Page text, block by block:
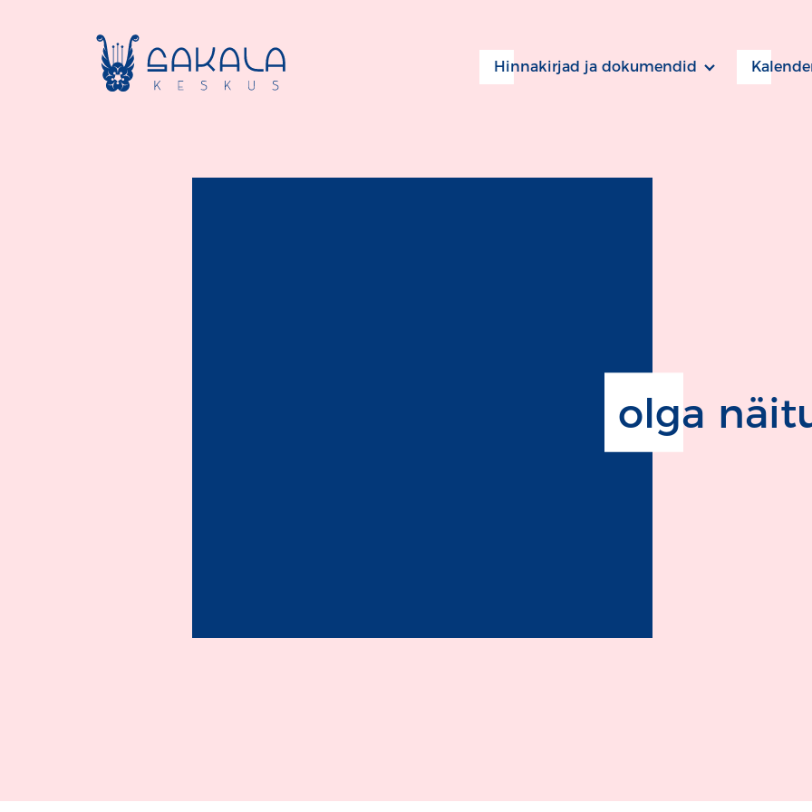
Hinnakirjad ja dokumendid
olga